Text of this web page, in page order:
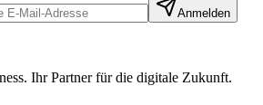
Anmelden
Ihr Partner für die digitale Zukunft.